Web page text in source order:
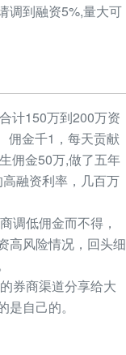
调到融资5%,量大可
计150万到200万资
佣金千1，每天贡献
佣金50万,做了五年
融资利率，几百万
调低佣金而不得，
高风险情况，回头细
券商渠道分享给大
自己的。